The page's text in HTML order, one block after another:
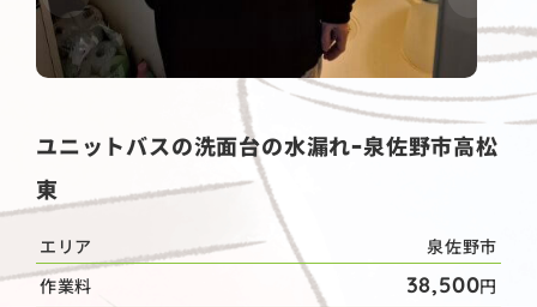
ユニットバスの洗面台の水漏れｰ泉佐野市高松
東
エリア
泉佐野市
作業料
38,500円